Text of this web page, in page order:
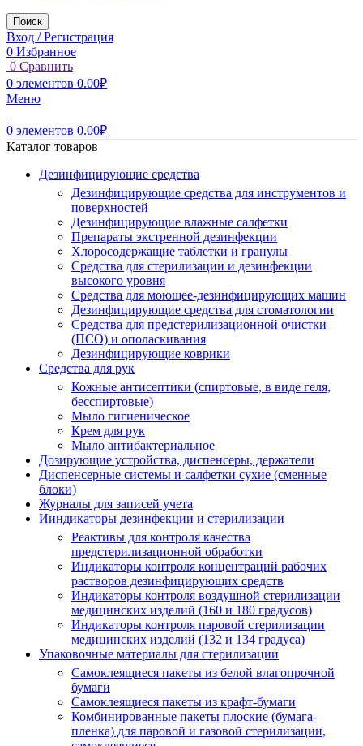
Поиск
Вход / Регистрация
0 Избранное
0 Сравнить
0 элементов 0.00₽
Меню
0 элементов 0.00₽
Каталог товаров
Дезинфицирующие средства
Дезинфицирующие средства для инструментов и
поверхностей
Дезинфицирующие влажные салфетки
Препараты экстренной дезинфекции
Хлоросодержащие таблетки и гранулы
Средства для стерилизации и дезинфекции
высокого уровня
Средства для моющее-дезинфицирующих машин
Дезинфицирующие средства для стоматологии
Средства для предстерилизационной очистки
(ПСО) и ополаскивания
Дезинфицирующие коврики
Средства для рук
Кожные антисептики (спиртовые, в виде геля,
бесспиртовые)
Мыло гигиеническое
Крем для рук
Мыло антибактериальное
Дозирующие устройства, диспенсеры, держатели
Диспенсерные системы и салфетки сухие (сменные
блоки)
Журналы для записей учета
Ииндикаторы дезинфекции и стерилизации
Реактивы для контроля качества
предстерилизационной обработки
Индикаторы контроля концентраций рабочих
растворов дезинфицирующих средств
Индикаторы контроля воздушной стерилизации
медицинских изделий (160 и 180 градусов)
Индикаторы контроля паровой стерилизации
медицинских изделий (132 и 134 градуса)
Упаковочные материалы для стерилизации
Самоклеящиеся пакеты из белой влагопрочной
бумаги
Самоклеящиеся пакеты из крафт-бумаги
Комбинированные пакеты плоские (бумага-
пленка) для паровой и газовой стерилизации,